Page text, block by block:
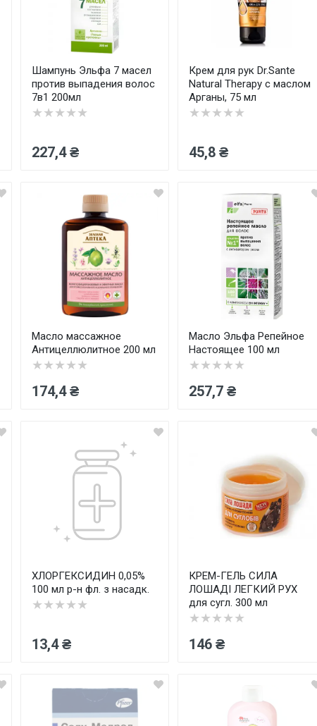
Шампунь Эльфа 7 масел
против выпадения волос
7в1 200мл
★★★★★
227,4 ₴
Крем для рук Dr.Sante
Natural Therapy с маслом
Арганы, 75 мл
★★★★★
45,8 ₴
Масло массажное
Антицеллюлитное 200 мл
★★★★★
174,4 ₴
Масло Эльфа Репейное
Настоящее 100 мл
★★★★★
257,7 ₴
ХЛОРГЕКСИДИН 0,05%
100 мл р-н фл. з насадк.
★★★★★
13,4 ₴
КРЕМ-ГЕЛЬ СИЛА
ЛОШАДІ ЛЕГКИЙ РУХ
для сугл. 300 мл
★★★★★
146 ₴